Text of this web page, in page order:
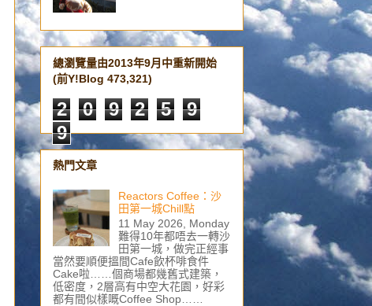
總瀏覽量由2013年9月中重新開始
(前Y!Blog 473,321)
2 0 9 2 5
9
9
熱門文章
Reactors Coffee：沙
田第一城Chill點
11 May 2026, Monday
難得10年都唔去一轉沙
田第一城，做完正經事
當然要順便搵間Cafe飲杯啡食件
Cake啦……個商場都幾舊式建築，
低密度，2層高有中空大花園，好彩
都有間似樣嘅Coffee Shop……